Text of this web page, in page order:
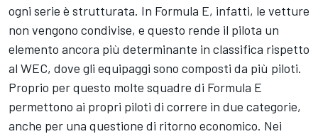
ogni serie è strutturata. In Formula E, infatti, le
non vengono condivise, e questo rende il pilota
elemento ancora più determinante in classifica
al WEC, dove gli equipaggi sono composti da più piloti.
Proprio per questo molte squadre di Formula E
permettono ai propri piloti di correre in due categorie,
anche per una questione di ritorno economico. Nei